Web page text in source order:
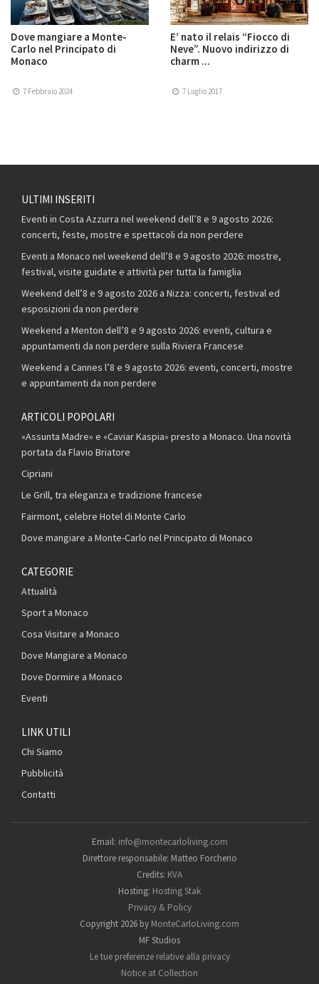
Dove mangiare a Monte-
Carlo nel Principato di
Monaco
7 Febbraio 2024
E’ nato il relais “Fiocco di
Neve”. Nuovo indirizzo di
charm ...
7 Luglio 2017
ULTIMI INSERITI
Eventi in Costa Azzurra nel weekend dell’8 e 9 agosto 2026:
concerti, feste, mostre e spettacoli da non perdere
Eventi a Monaco nel weekend dell’8 e 9 agosto 2026: mostre,
festival, visite guidate e attività per tutta la famiglia
Weekend dell’8 e 9 agosto 2026 a Nizza: concerti, festival ed
esposizioni da non perdere
Weekend a Menton dell’8 e 9 agosto 2026: eventi, cultura e
appuntamenti da non perdere sulla Riviera Francese
Weekend a Cannes l’8 e 9 agosto 2026: eventi, concerti, mostre
e appuntamenti da non perdere
ARTICOLI POPOLARI
«Assunta Madre» e «Caviar Kaspia» presto a Monaco. Una novità
portata da Flavio Briatore
Cipriani
Le Grill, tra eleganza e tradizione francese
Fairmont, celebre Hotel di Monte Carlo
Dove mangiare a Monte-Carlo nel Principato di Monaco
CATEGORIE
Attualità
Sport a Monaco
Cosa Visitare a Monaco
Dove Mangiare a Monaco
Dove Dormire a Monaco
Eventi
LINK UTILI
Chi Siamo
Pubblicità
Contatti
Email: info@montecarloliving.com
Direttore responsabile: Matteo Forcherio
Credits: KVA
Hosting: Hosting Stak
Privacy & Policy
Copyright 2026 by MonteCarloLiving.com
MF Studios
Le tue preferenze relative alla privacy
Notice at Collection